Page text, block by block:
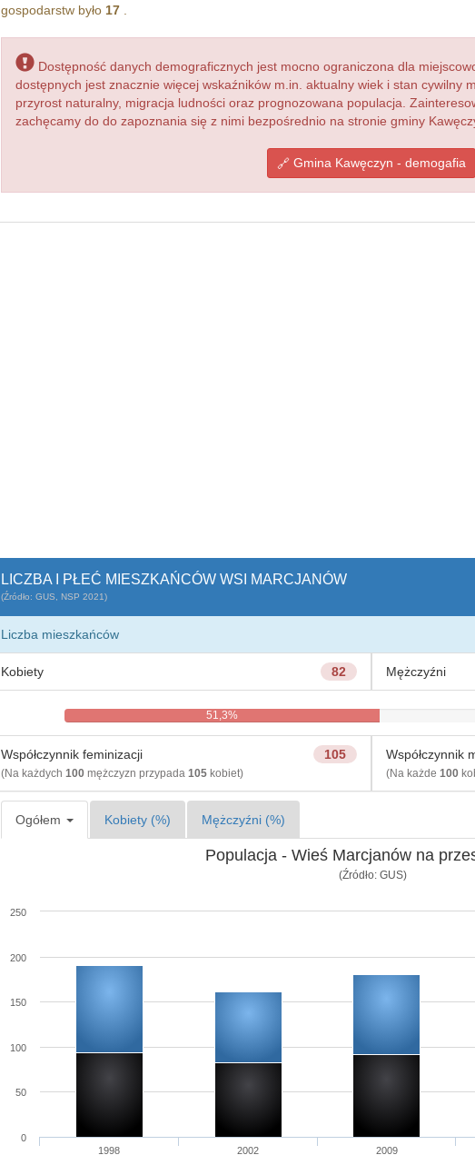
gospodarstw było 17.
Dostępność danych demograficznych jest mocno ograniczona dla
dostępnych jest znacznie więcej wskaźników m.in. aktualny wiek i stan cywilny
przyrost naturalny, migracja ludności oraz prognozowana populacja.
zachęcamy do do zapoznania się z nimi bezpośrednio na stronie gminy
Gmina Kawęczyn - demogafia
LICZBA I PŁEĆ MIESZKAŃCÓW WSI MARCJANÓW
(Źródło: GUS, NSP 2021)
Liczba mieszkańców
82
Kobiety Mężczyźni
51,3%
105
Współczynnik feminizacji
(Na każdych 100mężczyzn przypada 105kobiet)
Współczynnik
(Na każde 100
Ogółem Kobiety (%) Mężczyźni (%)
Populacja - Wieś Marcjanów na
(Źródło: GUS)
1998 2002 2009
0
50
100
150
200
250